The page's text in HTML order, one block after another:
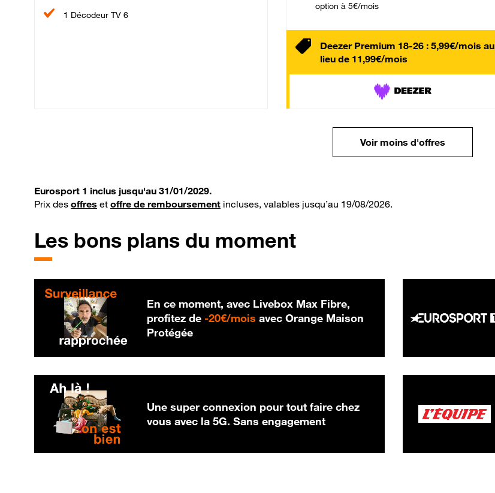
1 Décodeur TV 6
option à 5€/mois
Deezer Premium 18-26 : 5,99€/mois au
lieu de 11,99€/mois
Voir moins d'offres
Eurosport 1 inclus jusqu'au 31/01/2029.
Prix des offres et offre de remboursement incluses, valables jusqu’au 19/08/2026.
Les bons plans du moment
En ce moment, avec Livebox Max Fibre,
profitez de -20€/mois 20 € par mois
avec Orange Maison
Protégée
Une super connexion pour tout faire chez
vous avec la 5G. Sans engagement